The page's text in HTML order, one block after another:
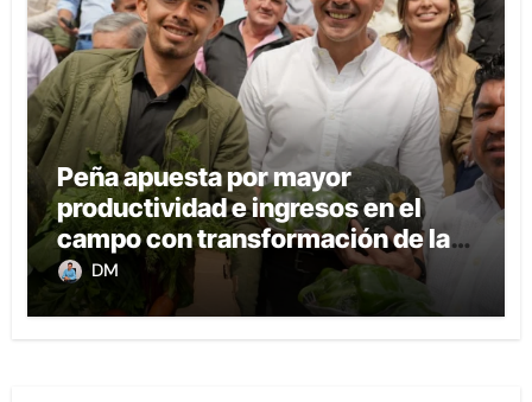
Peña apuesta por mayor
productividad e ingresos en el
campo con transformación de la
agricultura familiar
DM